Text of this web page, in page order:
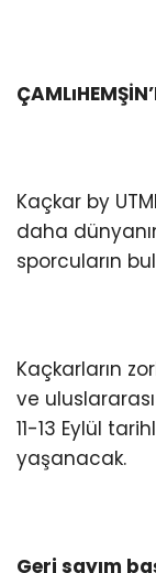
Kaçkar by
daha
sporcuların
Kaçkarların
ve
11-13 Eylül
yaşanacak.
Geri sayım